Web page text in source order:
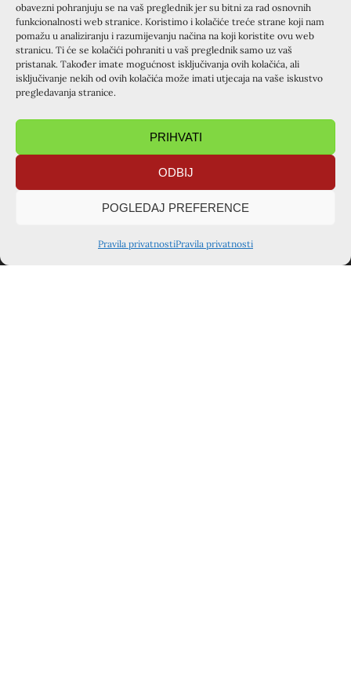
obavezni pohranjuju se na vaš preglednik jer su bitni za rad osnovnih
funkcionalnosti web stranice. Koristimo i kolačiće treće strane koji nam
pomažu u analiziranju i razumijevanju načina na koji koristite ovu web
stranicu. Ti će se kolačići pohraniti u vaš preglednik samo uz vaš
pristanak. Također imate mogućnost isključivanja ovih kolačića, ali
isključivanje nekih od ovih kolačića može imati utjecaja na vaše iskustvo
pregledavanja stranice.
PRIHVATI
ODBIJ
POGLEDAJ PREFERENCE
Pravila privatnostiPravila privatnosti
PODIJELITE OBJAVU
TAJNIŠTVO ZAGREB
Voćinska ulica 1, 10360 Sesvete
+385 91 722 4342